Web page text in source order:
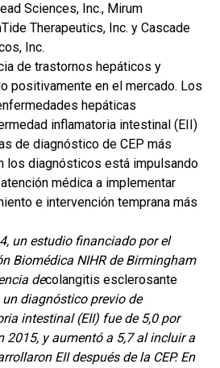
Sciences, Inc., Mirum
Therapeutics, Inc. y Cascade
Inc.
de trastornos hepáticos y
positivamente en el mercado. Los
hepáticas
inflamatoria intestinal (EII)
de diagnóstico de CEP más
los diagnósticos está impulsando
médica a implementar
e intervención temprana más
un estudio financiado por el
Biomédica NIHR de Birmingham
decolangitis esclerosante
un diagnóstico previo de
intestinal (EII) fue de 5,0 por
2015, y aumentó a 5,7 al incluir a
EII después de la CEP. En